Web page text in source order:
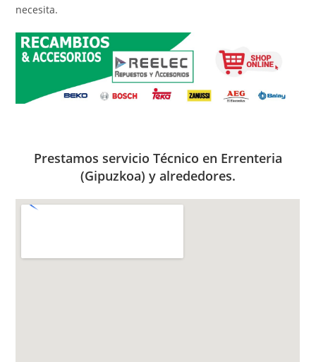
necesita.
Prestamos servicio Técnico en Errenteria
(Gipuzkoa) y alrededores.